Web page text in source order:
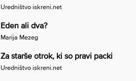
Uredništvo iskreni.net
Eden ali dva?
Marija Mezeg
Za starše otrok, ki so pravi packi
Uredništvo iskreni.net